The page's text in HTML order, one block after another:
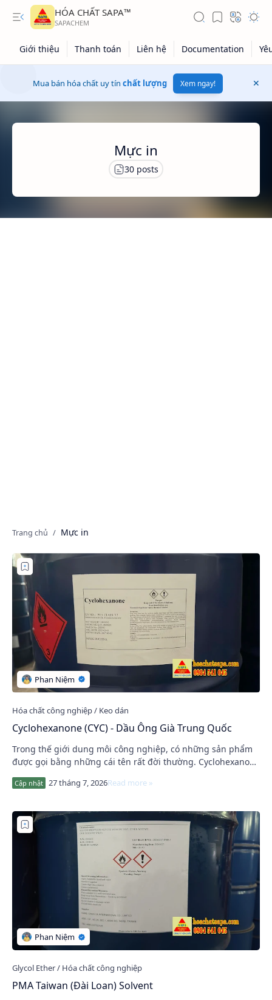
HÓA CHẤT SAPA™
Giá dầu thô
Mua bán hóa chất uy tín chất lượng Xem ngay!
Mực in
Mực in
Cyclohexanone (CYC) - Dầu Ông Già Trung Quốc
Trong thế giới dung môi công nghiệp, có những sản phẩm
được gọi bằng những cái tên rất đời thường. Cyclohexanone
PMA Taiwan (Đài Loan) Solvent